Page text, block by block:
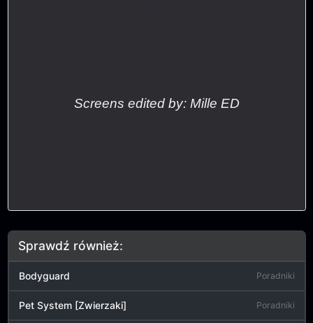
Screens edited by: Mille ED
Sprawdź również:
Bodyguard Poradniki
Pet System [Zwierzaki] Poradniki